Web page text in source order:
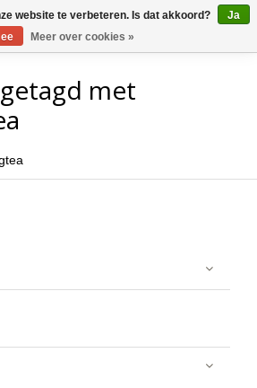
met
website te verbeteren. Is dat akkoord?
Ja
Meer over cookies »